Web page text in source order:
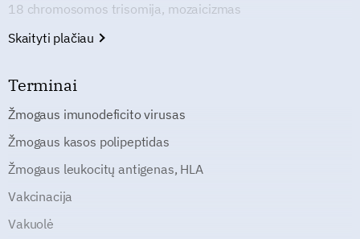
18 chromosomos trisomija, mozaicizmas
Skaityti plačiau
Terminai
Žmogaus imunodeficito virusas
Žmogaus kasos polipeptidas
Žmogaus leukocitų antigenas, HLA
Vakcinacija
Vakuolė